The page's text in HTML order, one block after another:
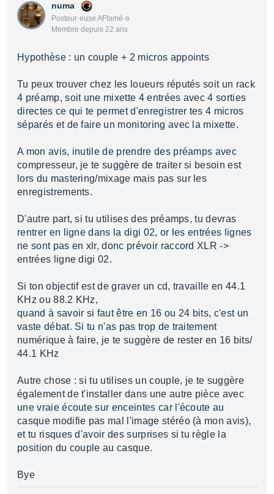
numa
Posteur·euse AFfamé·e
Membre depuis 22 ans
Hypothèse : un couple + 2 micros appoints
Tu peux trouver chez les loueurs réputés soit un rack
4 préamp, soit une mixette 4 entrées avec 4 sorties
directes ce qui te permet d'enregistrer tes 4 micros
séparés et de faire un monitoring avec la mixette.
A mon avis, inutile de prendre des préamps avec
compresseur, je te suggère de traiter si besoin est
lors du mastering/mixage mais pas sur les
enregistrements.
D'autre part, si tu utilises des préamps, tu devras
rentrer en ligne dans la digi 02, or les entrées lignes
ne sont pas en xlr, donc prévoir raccord XLR ->
entrées ligne digi 02.
Si ton objectif est de graver un cd, travaille en 44.1
KHz ou 88.2 KHz,
quand à savoir si faut être en 16 ou 24 bits, c'est un
vaste débat. Si tu n'as pas trop de traitement
numérique à faire, je te suggère de rester en 16 bits/
44.1 KHz
Autre chose : si tu utilises un couple, je te suggère
également de t'installer dans une autre pièce avec
une vraie écoute sur enceintes car l'écoute au
casque modifie pas mal l'image stéréo (à mon avis),
et tu risques d'avoir des surprises si tu règle la
position du couple au casque.
Bye